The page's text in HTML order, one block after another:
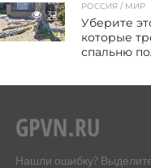
32
РОССИЯ / МИР
Уберите
которые
спальню
Нашли ошибку?